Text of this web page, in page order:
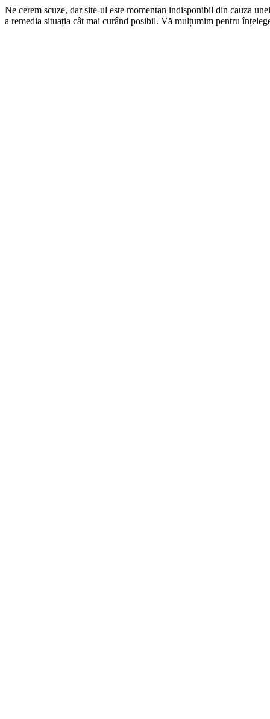
Ne cerem scuze, dar site-ul este momentan indisponibil din cauza
a remedia situația cât mai curând posibil. Vă mulțumim pentru